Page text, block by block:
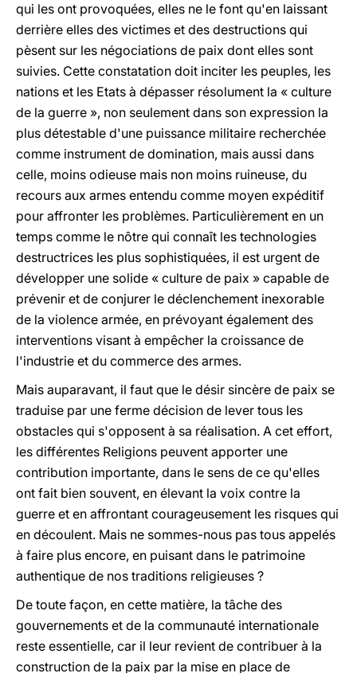
qui les ont provoquées, elles ne le font qu'en laissant
derrière elles des victimes et des destructions qui
pèsent sur les négociations de paix dont elles sont
suivies. Cette constatation doit inciter les peuples, les
nations et les Etats à dépasser résolument la « culture
de la guerre », non seulement dans son expression la
plus détestable d'une puissance militaire recherchée
comme instrument de domination, mais aussi dans
celle, moins odieuse mais non moins ruineuse, du
recours aux armes entendu comme moyen expéditif
pour affronter les problèmes. Particulièrement en un
temps comme le nôtre qui connaît les technologies
destructrices les plus sophistiquées, il est urgent de
développer une solide « culture de paix » capable de
prévenir et de conjurer le déclenchement inexorable
de la violence armée, en prévoyant également des
interventions visant à empêcher la croissance de
l'industrie et du commerce des armes.
Mais auparavant, il faut que le désir sincère de paix se
traduise par une ferme décision de lever tous les
obstacles qui s'opposent à sa réalisation. A cet effort,
les différentes Religions peuvent apporter une
contribution importante, dans le sens de ce qu'elles
ont fait bien souvent, en élevant la voix contre la
guerre et en affrontant courageusement les risques qui
en découlent. Mais ne sommes-nous pas tous appelés
à faire plus encore, en puisant dans le patrimoine
authentique de nos traditions religieuses ?
De toute façon, en cette matière, la tâche des
gouvernements et de la communauté internationale
reste essentielle, car il leur revient de contribuer à la
construction de la paix par la mise en place de